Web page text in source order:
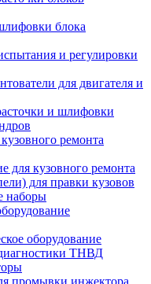
блока
и регулировки
для двигателя и
и шлифовки
ремонта
для кузовного ремонта
для правки кузовов
наборы
оборудование
ТНВД
промывки инжектора